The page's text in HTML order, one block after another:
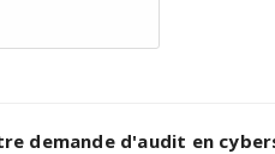
demande d'audit en